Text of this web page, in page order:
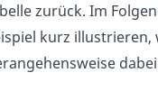
zurück. Im
kurz illustrieren,